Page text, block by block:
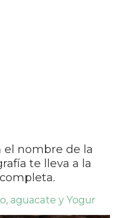
el nombre de la
te lleva a la
aguacate y Yogur